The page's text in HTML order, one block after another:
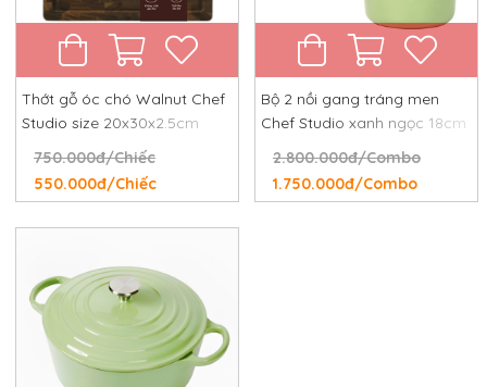
Thớt gỗ óc chó Walnut Chef
Studio size 20x30x2.5cm
750.000đ/Chiếc
550.000đ/Chiếc
Bộ 2 nồi gang tráng men
Chef Studio xanh ngọc 18cm
2.800.000đ/Combo
1.750.000đ/Combo